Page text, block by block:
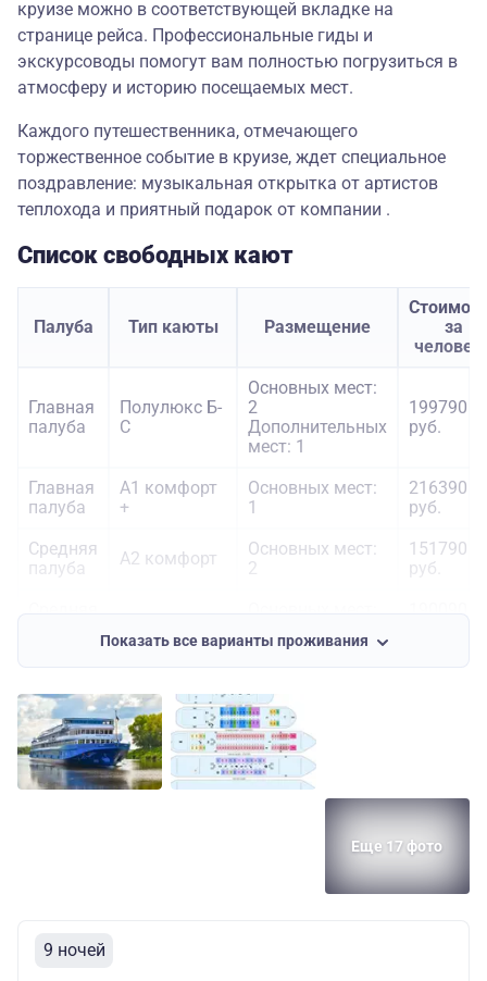
круизе можно в соответствующей вкладке на
странице рейса. Профессиональные гиды и
экскурсоводы помогут вам полностью погрузиться в
атмосферу и историю посещаемых мест.
Каждого путешественника, отмечающего
торжественное событие в круизе, ждет специальное
поздравление: музыкальная открытка от артистов
теплохода и приятный подарок от компании .
Список свободных кают
Палуба Тип каюты Размещение
за
Главная
палуба
Полулюкс Б-
С
Основных мест:
2
Дополнительных
мест: 1
199790
руб.
Главная
палуба
А1 комфорт
+
Основных мест:
1
216390
руб.
Средняя
палуба
А2 комфорт
Основных мест:
2
151790
руб.
палуба
полулюкс
2
Показать все варианты проживания
Еще 17 фото
9 ночей